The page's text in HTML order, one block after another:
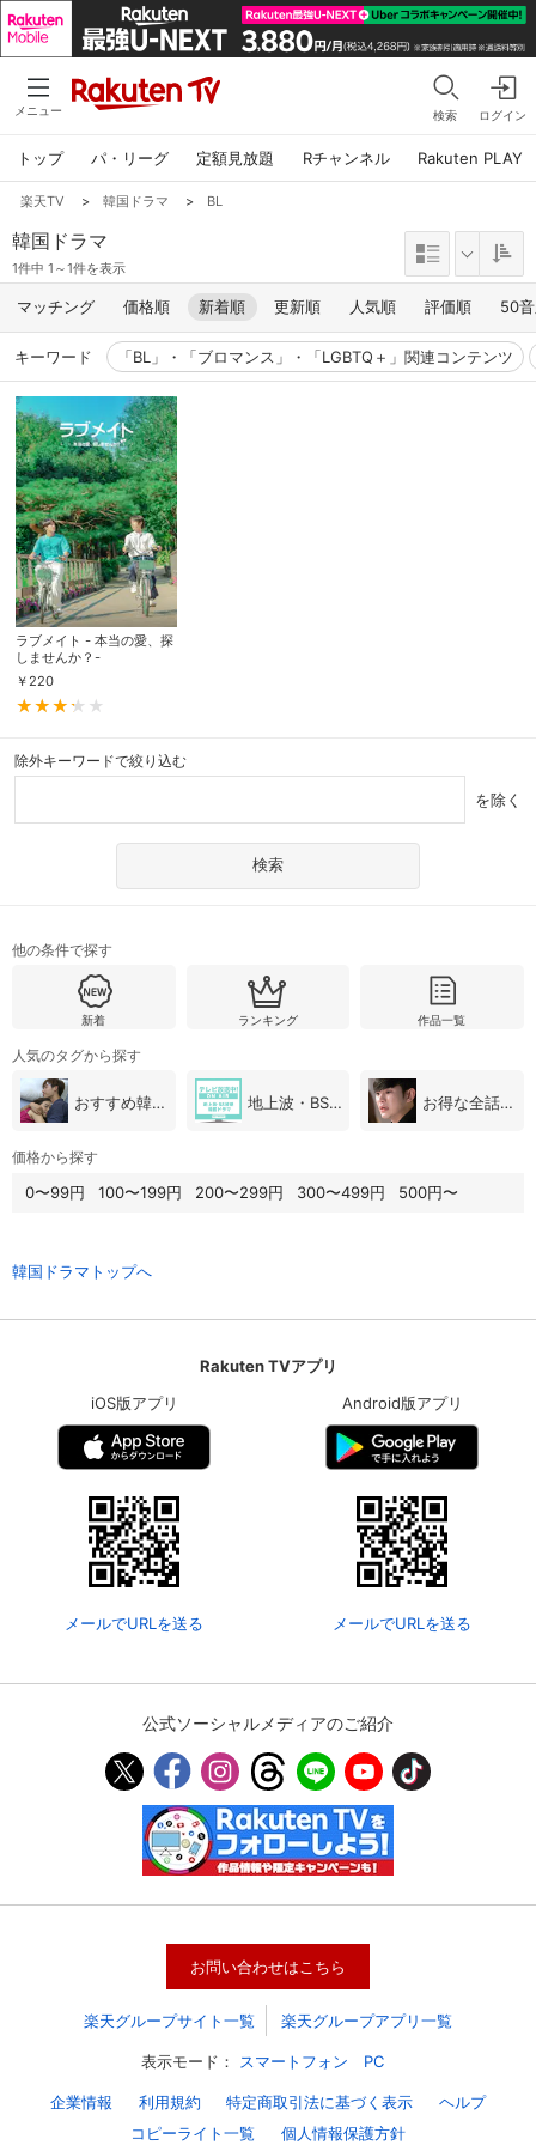
メニュー 検索 ログイン
トップ パ・リーグ 定額見放題 Rチャンネル Rakuten PLAY
基本情報、本人連絡先、パスワード 、クレ
ジットカード情報の変更が可能です。
決済方法の変更が可能です。
楽天TV > 韓国ドラマ > BL
韓国ドラマ
1件中 1～1件を表示
マッチング 価格順 新着順 更新順 人気順 評価順 50
キーワード 「BL」・「ブロマンス」・「LGBTQ＋」関連コンテンツ
ラブメイト - 本当の愛、探
しませんか？-
￥ 220
除外キーワードで絞り込む
を除く
他の条件で探す
新着 ランキング 作品一覧
人気のタグから探す
おすすめ韓国ドラマ 地上波・BS放送（韓国ドラマ） お得な全話パック
価格から探す
0〜99円 100〜199円 200〜299円 300〜499円 500円〜
韓国ドラマトップへ
Rakuten TVアプリ
iOS版アプリ
メールでURLを送る
Android版アプリ
メールでURLを送る
公式ソーシャルメディアのご紹介
お問い合わせはこちら
楽天グループサイト一覧 楽天グループアプリ一覧
表示モード： スマートフォン PC
企業情報 利用規約 特定商取引法に基づく表示
ヘルプ
コピーライト一覧
個人情報保護方針